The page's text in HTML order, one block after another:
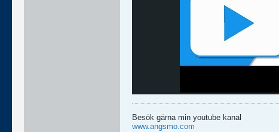
Besök gärna min youtube kanal
www.angsmo.com